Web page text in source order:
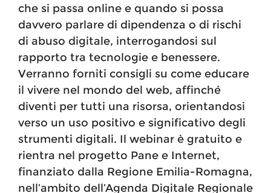
che si passa online e quando si possa
davvero parlare di dipendenza o di rischi
di abuso digitale, interrogandosi sul
rapporto tra tecnologie e benessere.
Verranno forniti consigli su come educare
il vivere nel mondo del web, affinché
diventi per tutti una risorsa, orientandosi
verso un uso positivo e significativo degli
strumenti digitali. Il webinar è gratuito e
rientra nel progetto Pane e Internet,
finanziato dalla Regione Emilia-Romagna,
nell’ambito dell’Agenda Digitale Regionale